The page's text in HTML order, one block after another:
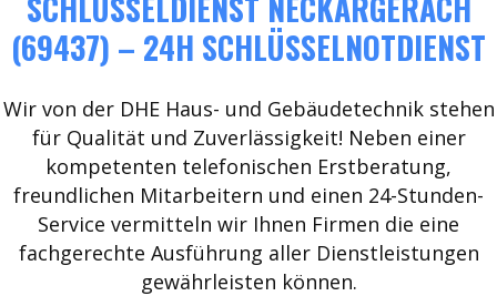
(69437) – 24H SCHLÜSSELNOTDIENST
Wir von der DHE Haus- und Gebäudetechnik stehen
für Qualität und Zuverlässigkeit! Neben einer
kompetenten telefonischen Erstberatung,
freundlichen Mitarbeitern und einen 24-Stunden-
Service vermitteln wir Ihnen Firmen die eine
fachgerechte Ausführung aller Dienstleistungen
gewährleisten können.